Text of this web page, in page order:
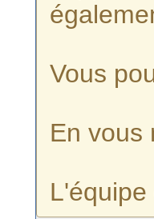
Vous
En vous